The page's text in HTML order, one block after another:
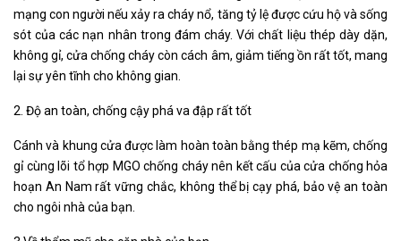
mạng con người nếu xảy ra cháy nổ, tăng tỷ lệ được cứu hộ và sống
sót của các nạn nhân trong đám cháy. Với chất liệu thép dày dặn,
không gỉ, cửa chống cháy còn cách âm, giảm tiếng ồn rất tốt, mang
lại sự yên tĩnh cho không gian.
2. Độ an toàn, chống cậy phá va đập rất tốt
Cánh và khung cửa được làm hoàn toàn bằng thép mạ kẽm, chống
gỉ cùng lõi tổ hợp MGO chống cháy nên kết cấu của cửa chống hỏa
hoạn An Nam rất vững chắc, không thể bị cạy phá, bảo vệ an toàn
cho ngôi nhà của bạn.